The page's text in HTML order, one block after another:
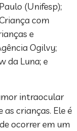
(Unifesp);
com
e
Ogilvy;
da Luna; e
intraocular
crianças. Ele é
ocorrer em um